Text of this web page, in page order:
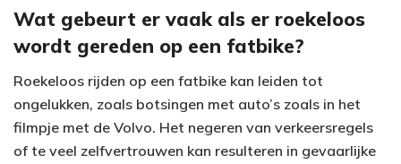
Wat gebeurt er vaak als er roekeloos
wordt gereden op een fatbike?
Roekeloos rijden op een fatbike kan leiden tot
ongelukken, zoals botsingen met auto’s zoals in het
filmpje met de Volvo. Het negeren van verkeersregels
of te veel zelfvertrouwen kan resulteren in gevaarlijke